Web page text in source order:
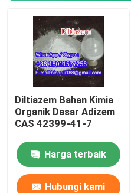
Diltiazem Bahan Kimia
Organik Dasar Adizem
CAS 42399-41-7
Harga terbaik
Hubungi kami